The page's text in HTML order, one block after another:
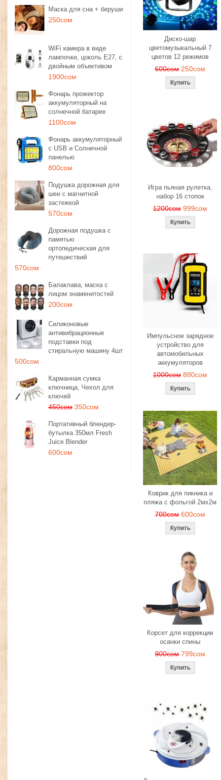
Маска для сна + беруши
250сом
WiFi камера в виде
лампочки, цоколь E27, с
двойным объективом
1900сом
Фонарь прожектор
аккумуляторный на
солнечной батарее
1100сом
Фонарь аккумуляторный
с USB и Солнечной
панелью
800сом
Подушка дорожная для
шеи с магнитной
застежкой
570сом
Дорожная подушка с
памятью
ортопедическая для
путешествий
570сом
Балаклава, маска с
лицом знаменитостей
200сом
Силиконовые
антивибрационные
подставки под
стиральную машину 4шт
500сом
Карманная сумка
ключница, Чехол для
ключей
450сом 350сом
Портативный блендер-
бутылка 350мл Fresh
Juice Blender
600сом
Диско-шар
цветомузыкальный 7
цветов 12 режимов
600сом 250сом
Игра пьяная рулетка,
набор 16 стопок
1200сом 999сом
Импульсное зарядное
устройство для
автомобильных
аккумуляторов
1000сом 880сом
Коврик для пикника и
пляжа с фольгой 2мх2м
700сом 600сом
Корсет для коррекции
осанки спины
900сом 799сом